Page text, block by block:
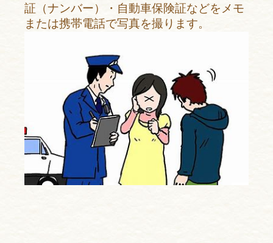
証（ナンバー）・自動車保険証などをメモ
または携帯電話で写真を撮ります。